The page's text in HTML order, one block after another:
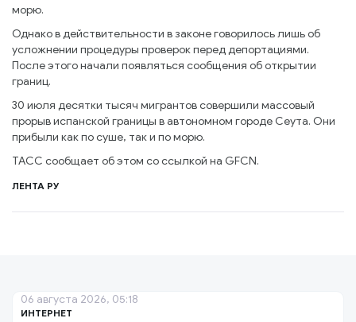
морю.
Однако в действительности в законе говорилось лишь об
усложнении процедуры проверок перед депортациями.
После этого начали появляться сообщения об открытии
границ.
30 июля десятки тысяч мигрантов совершили массовый
прорыв испанской границы в автономном городе Сеута. Они
прибыли как по суше, так и по морю.
ТАСС сообщает об этом со ссылкой на GFCN.
ЛЕНТА РУ
ИНТЕРНЕТ
06 августа 2026, 05:18